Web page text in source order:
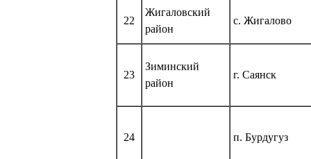
22
Жигаловский
район
с. Жигалово
23
Зиминский
район
г. Саянск
24 п. Бурдугуз